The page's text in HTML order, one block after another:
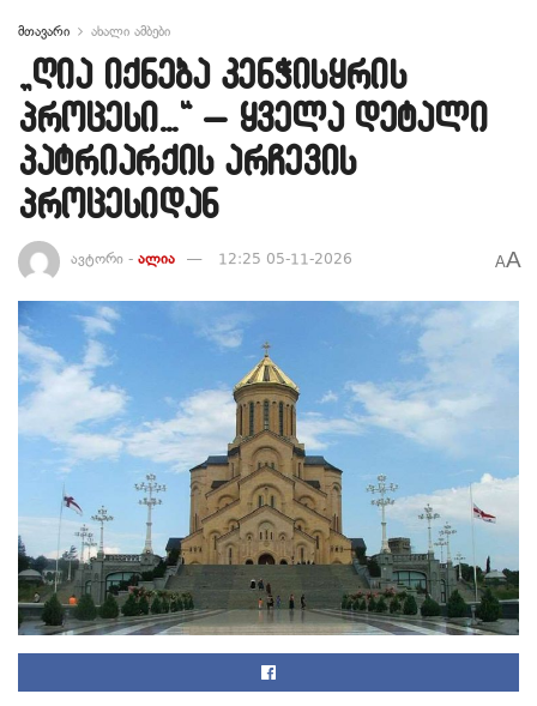
მთავარი ახალი ამბები
„ღია იქნება კენჭისყრის
პროცესი…“ – ყველა დეტალი
პატრიარქის არჩევის
პროცესიდან
ავტორი - ალია 12:25 05-11-2026 AA